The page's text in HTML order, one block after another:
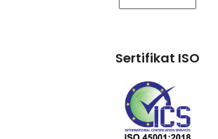
Sertifikat ISO